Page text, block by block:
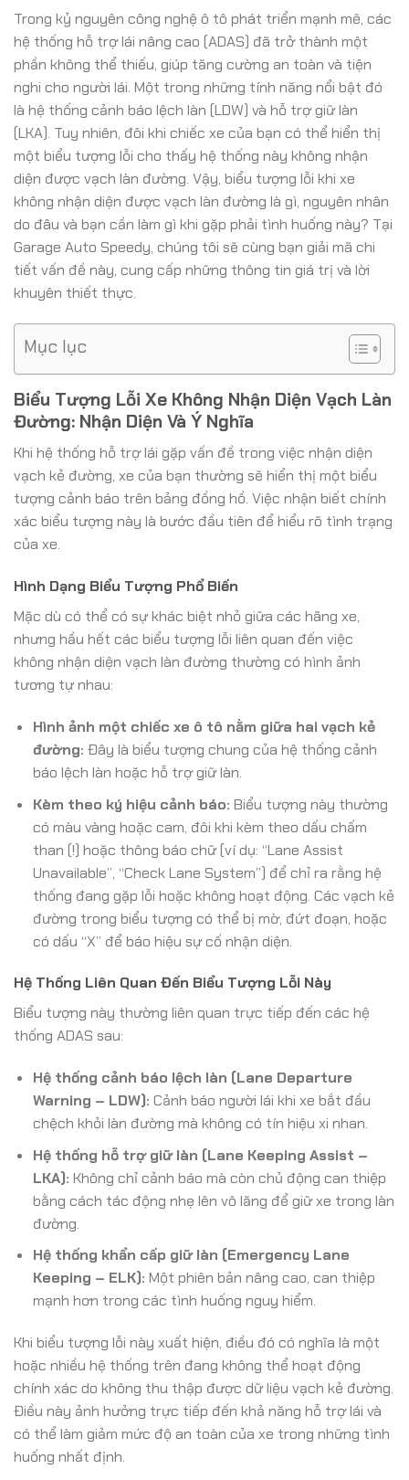
Trong kỷ nguyên công nghệ ô tô phát triển mạnh mẽ, các
hệ thống hỗ trợ lái nâng cao (ADAS) đã trở thành một
phần không thể thiếu, giúp tăng cường an toàn và tiện
nghi cho người lái. Một trong những tính năng nổi bật đó
là hệ thống cảnh báo lệch làn (LDW) và hỗ trợ giữ làn
(LKA). Tuy nhiên, đôi khi chiếc xe của bạn có thể hiển thị
một biểu tượng lỗi cho thấy hệ thống này không nhận
diện được vạch làn đường. Vậy, biểu tượng lỗi khi xe
không nhận diện được vạch làn đường là gì, nguyên nhân
do đâu và bạn cần làm gì khi gặp phải tình huống này? Tại
Garage Auto Speedy, chúng tôi sẽ cùng bạn giải mã chi
tiết vấn đề này, cung cấp những thông tin giá trị và lời
khuyên thiết thực.
Mục lục
Biểu Tượng Lỗi Xe Không Nhận Diện Vạch Làn
Đường: Nhận Diện Và Ý Nghĩa
Khi hệ thống hỗ trợ lái gặp vấn đề trong việc nhận diện
vạch kẻ đường, xe của bạn thường sẽ hiển thị một biểu
tượng cảnh báo trên bảng đồng hồ. Việc nhận biết chính
xác biểu tượng này là bước đầu tiên để hiểu rõ tình trạng
của xe.
Hình Dạng Biểu Tượng Phổ Biến
Mặc dù có thể có sự khác biệt nhỏ giữa các hãng xe,
nhưng hầu hết các biểu tượng lỗi liên quan đến việc
không nhận diện vạch làn đường thường có hình ảnh
tương tự nhau:
Hình ảnh một chiếc xe ô tô nằm giữa hai vạch kẻ
đường: Đây là biểu tượng chung của hệ thống cảnh
báo lệch làn hoặc hỗ trợ giữ làn.
Kèm theo ký hiệu cảnh báo: Biểu tượng này thường
có màu vàng hoặc cam, đôi khi kèm theo dấu chấm
than (!) hoặc thông báo chữ (ví dụ: “Lane Assist
Unavailable”, “Check Lane System”) để chỉ ra rằng hệ
thống đang gặp lỗi hoặc không hoạt động. Các vạch kẻ
đường trong biểu tượng có thể bị mờ, đứt đoạn, hoặc
có dấu “X” để báo hiệu sự cố nhận diện.
Hệ Thống Liên Quan Đến Biểu Tượng Lỗi Này
Biểu tượng này thường liên quan trực tiếp đến các hệ
thống ADAS sau:
Hệ thống cảnh báo lệch làn (Lane Departure
Warning – LDW): Cảnh báo người lái khi xe bắt đầu
chệch khỏi làn đường mà không có tín hiệu xi nhan.
Hệ thống hỗ trợ giữ làn (Lane Keeping Assist –
LKA): Không chỉ cảnh báo mà còn chủ động can thiệp
bằng cách tác động nhẹ lên vô lăng để giữ xe trong làn
đường.
Hệ thống khẩn cấp giữ làn (Emergency Lane
Keeping – ELK): Một phiên bản nâng cao, can thiệp
mạnh hơn trong các tình huống nguy hiểm.
Khi biểu tượng lỗi này xuất hiện, điều đó có nghĩa là một
hoặc nhiều hệ thống trên đang không thể hoạt động
chính xác do không thu thập được dữ liệu vạch kẻ đường.
Điều này ảnh hưởng trực tiếp đến khả năng hỗ trợ lái và
có thể làm giảm mức độ an toàn của xe trong những tình
huống nhất định.